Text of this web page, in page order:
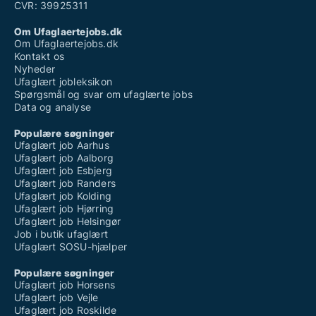
CVR: 39925311
Om Ufaglaertejobs.dk
Om Ufaglaertejobs.dk
Kontakt os
Nyheder
Ufaglært jobleksikon
Spørgsmål og svar om ufaglærte jobs
Data og analyse
Populære søgninger
Ufaglært job Aarhus
Ufaglært job Aalborg
Ufaglært job Esbjerg
Ufaglært job Randers
Ufaglært job Kolding
Ufaglært job Hjørring
Ufaglært job Helsingør
Job i butik ufaglært
Ufaglært SOSU-hjælper
Populære søgninger
Ufaglært job Horsens
Ufaglært job Vejle
Ufaglært job Roskilde